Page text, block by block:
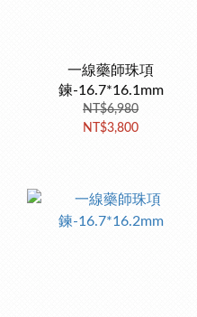
一線藥師珠項
鍊-16.7*16.1mm
NT$6,980
NT$3,800